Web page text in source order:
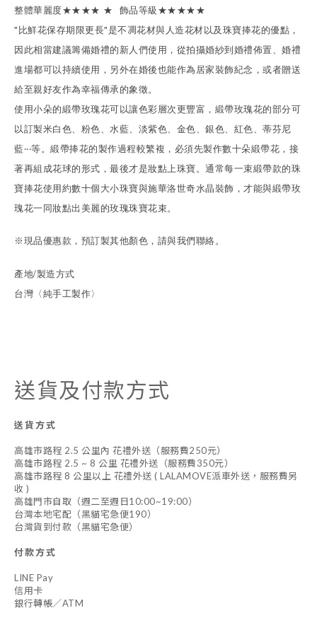
整體華麗度★★★★ ★ 飾品等級★★★★★
"比鮮花保存期限更長"是不凋花材與人造花材以及珠寶捧花的優點，
因此相當建議籌備婚禮的新人們使用，從拍攝婚紗到婚禮佈置、婚禮
進場都可以持續使用，另外在婚後也能作為居家裝飾紀念，或者贈送
給至親好友作為幸福傳承的象徵。
使用小朵的緞帶玫瑰花可以讓色彩層次更豐富，緞帶玫瑰花的部分可
以訂製米白色、粉色、水藍、淡紫色、金色、銀色、紅色、蒂芬尼
藍‧‧‧等。緞帶捧花的製作過程較繁複，必須先製作數十朵緞帶花，接
著再組成花球的形式，最後才是妝點上珠寶。通常每一束緞帶款的珠
寶捧花使用約數十個大小珠寶與施華洛世奇水晶裝飾，才能與緞帶玫
瑰花一同妝點出美麗的玫瑰珠寶花束。
※現品優惠款，預訂製其他顏色，請與我們聯絡。
產地/製造方式
台灣〈純手工製作〉
送貨及付款方式
送貨方式
高雄市路程 2.5 公里內 花禮外送（服務費250元）
高雄市路程 2.5 ~ 8 公里 花禮外送（服務費350元）
高雄市路程 8 公里以上 花禮外送 ( LALAMOVE派車外送，服務費另
收 )
高雄門市自取（週二至週日10:00~19:00）
台灣本地宅配（黑貓宅急便190）
台灣貨到付款（黑貓宅急便）
付款方式
LINE Pay
信用卡
銀行轉帳／ATM